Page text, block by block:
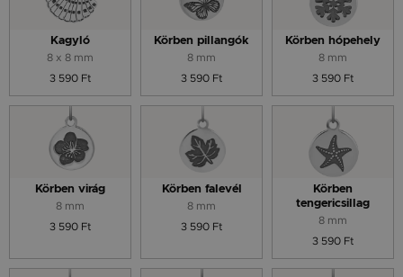
Kagyló
8 x 8 mm
3 590 Ft
Körben pillangók
8 mm
3 590 Ft
Körben hópehely
8 mm
3 590 Ft
Körben virág
8 mm
3 590 Ft
Körben falevél
8 mm
3 590 Ft
Körben
tengericsillag
8 mm
3 590 Ft